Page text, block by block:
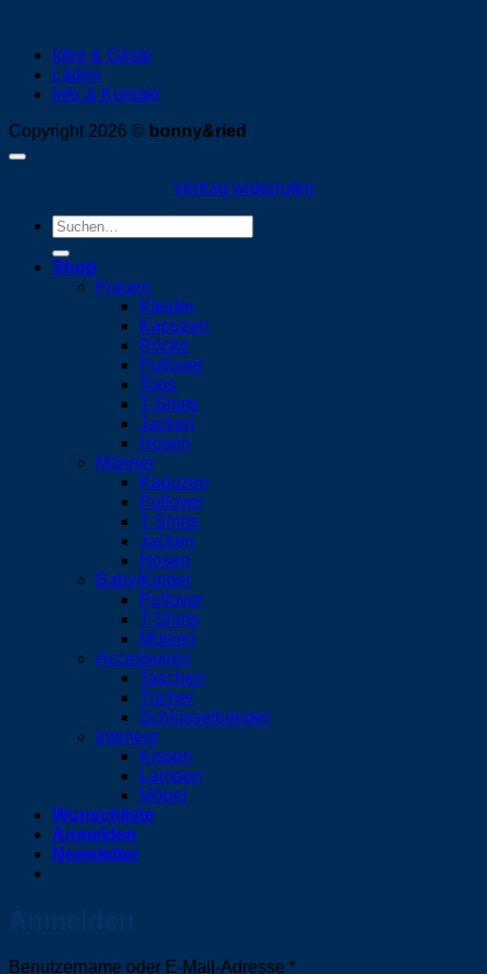
Idee & Gäste
Läden
Info & Kontakt
Copyright 2026 © bonny&ried
Vertrag widerrufen
Suchen
nach:
Shop
Frauen
Kleider
Kapuzen
Röcke
Pullover
Tops
T-Shirts
Jacken
Hosen
Männer
Kapuzen
Pullover
T-Shirts
Jacken
Hosen
Baby/Kinder
Pullover
T-Shirts
Mützen
Accessoires
Taschen
Tücher
Schlüsselbänder
Interieur
Kissen
Lampen
Möbel
Wunschliste
Anmelden
Newsletter
Benutzername oder E-Mail-Adresse *Erforderlich